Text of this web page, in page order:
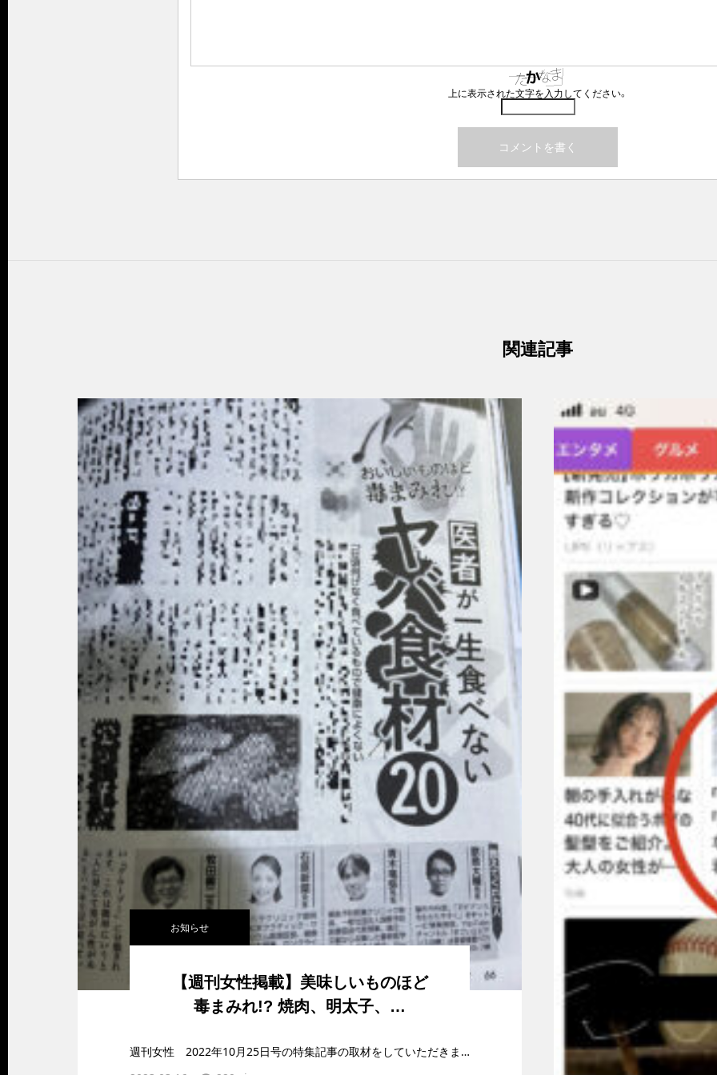
上に表示された文字を入力してください。
関連記事
お知らせ
【週刊女性掲載】美味しいものほど
毒まみれ!? 焼肉、明太子、…
週刊女性 2022年10月25日号の特集記事の取材をしていただきました。記事内容はこちらhttps://www.jprime.jp/articles/-/25…